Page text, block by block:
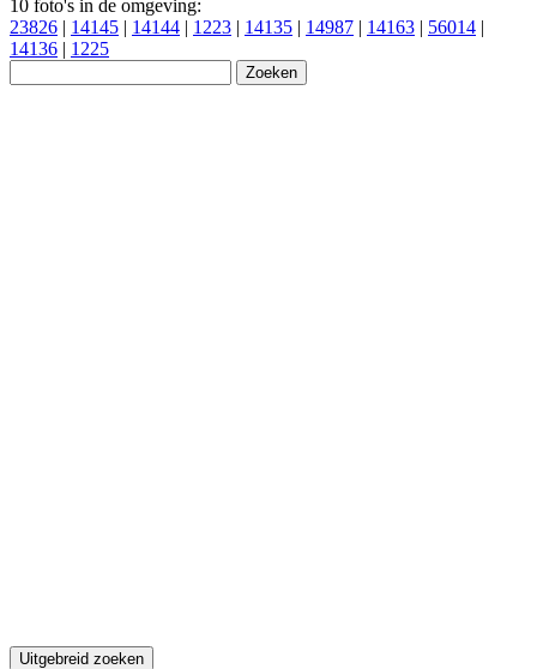
10 foto's in de omgeving:
23826 | 14145 | 14144 | 1223 | 14135 | 14987 | 14163 | 56014 |
14136 | 1225